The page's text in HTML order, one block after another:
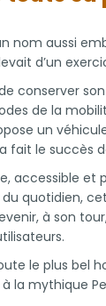
nom aussi
d’un
conserver
de la
un
fait le succès
accessible et
quotidien,
à son
le plus bel
la mythique